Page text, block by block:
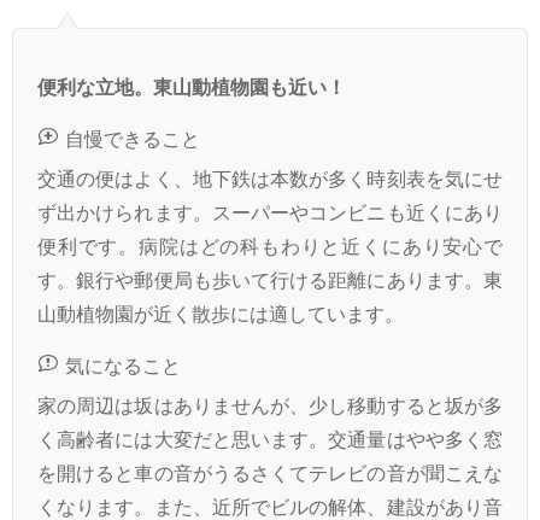
便利な立地。東山動植物園も近い！
自慢できること
交通の便はよく、地下鉄は本数が多く時刻表を気にせ
ず出かけられます。スーパーやコンビニも近くにあり
便利です。病院はどの科もわりと近くにあり安心で
す。銀行や郵便局も歩いて行ける距離にあります。東
山動植物園が近く散歩には適しています。
気になること
家の周辺は坂はありませんが、少し移動すると坂が多
く高齢者には大変だと思います。交通量はやや多く窓
を開けると車の音がうるさくてテレビの音が聞こえな
くなります。また、近所でビルの解体、建設があり音